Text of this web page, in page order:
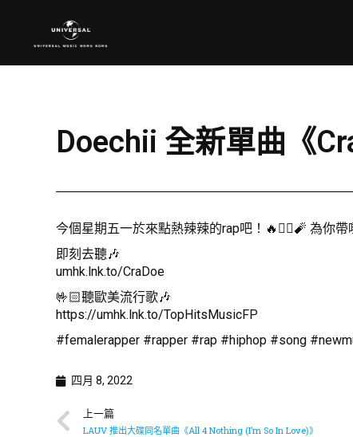
Doechii 全新單曲《
今個星期五一於來點熱辣辣的rap吧！🔥❤️‍🔥🧨 為你帶
即刻去聽🎶
umhk.lnk.to/CraDoe
🤟🏻聽歐美流行歌🎶
https://umhk.lnk.to/TopHitsMusicFP
#femalerapper #rapper #rap #hiphop #song
四月 8, 2022
上一篇
LAUV 推出大碟同名單曲《All 4 Nothing (I’m So In Love)》